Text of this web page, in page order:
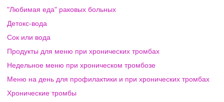
"Любимая еда" раковых больных
Детокс-вода
Сок или вода
Продукты для меню при хронических тромбах
Недельное меню при хроническом тромбозе
Меню на день для профилактики и при хронических тромбах
Хронические тромбы